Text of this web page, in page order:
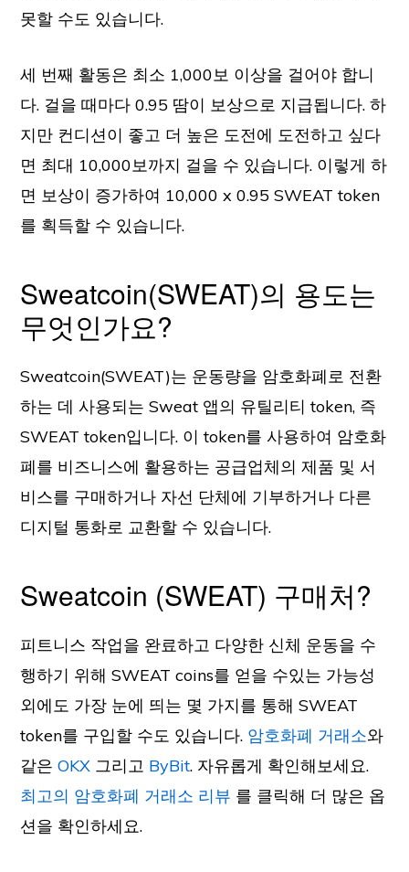
못할 수도 있습니다.
세 번째 활동은 최소 1,000보 이상을 걸어야 합니
다. 걸을 때마다 0.95 땀이 보상으로 지급됩니다. 하
지만 컨디션이 좋고 더 높은 도전에 도전하고 싶다
면 최대 10,000보까지 걸을 수 있습니다. 이렇게 하
면 보상이 증가하여 10,000 x 0.95 SWEAT token
를 획득할 수 있습니다.
Sweatcoin(SWEAT)의 용도는
무엇인가요?
Sweatcoin(SWEAT)는 운동량을 암호화폐로 전환
하는 데 사용되는 Sweat 앱의 유틸리티 token, 즉
SWEAT token입니다. 이 token를 사용하여 암호화
폐를 비즈니스에 활용하는 공급업체의 제품 및 서
비스를 구매하거나 자선 단체에 기부하거나 다른
디지털 통화로 교환할 수 있습니다.
Sweatcoin (SWEAT) 구매처?
피트니스 작업을 완료하고 다양한 신체 운동을 수
행하기 위해 SWEAT coins를 얻을 수있는 가능성
외에도 가장 눈에 띄는 몇 가지를 통해 SWEAT
token를 구입할 수도 있습니다. 암호화폐 거래소와
같은OKX 그리고 ByBit. 자유롭게 확인해보세요.
최고의 암호화폐 거래소 리뷰 를 클릭해 더 많은 옵
션을 확인하세요.